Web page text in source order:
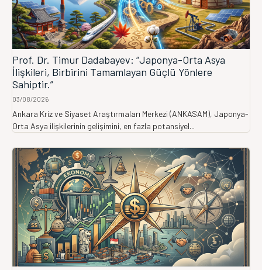
Prof. Dr. Timur Dadabayev: “Japonya-Orta Asya
İlişkileri, Birbirini Tamamlayan Güçlü Yönlere
Sahiptir.”
03/08/2026
Ankara Kriz ve Siyaset Araştırmaları Merkezi (ANKASAM), Japonya-
Orta Asya ilişkilerinin gelişimini, en fazla potansiyel...